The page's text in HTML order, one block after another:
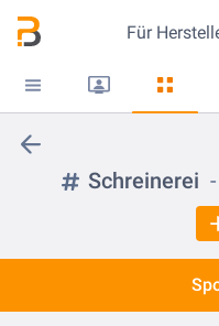
Für
Schreinerei